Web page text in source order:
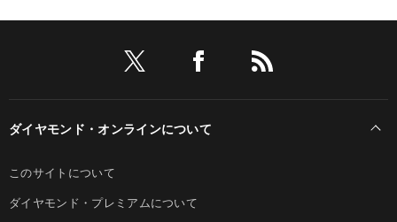
ダイヤモンド・オンラインについて
このサイトについて
ダイヤモンド・プレミアムについて